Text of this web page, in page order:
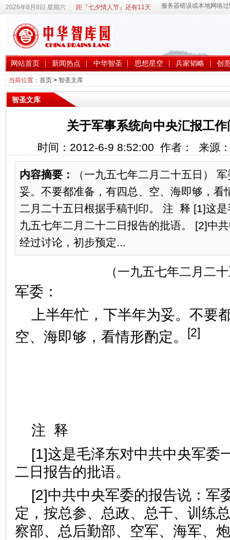
2026年8月8日 星期六 距『七夕情人节』还有11天
网站首页 新闻热点 中华智圣 思想星空 兵家韬略 创
当前位置： 首页> 智圣文库
智圣文库
关于军事系统向中央汇报工
时间：2012-6-9 8:52:00 作者： 来源
内容摘要：
（一九五七年二月二十五日）
妥。不要都准备，有四总、空、海即够，
二月二十五日根据手稿刊印。 注 释 [1]这
九五七年二月二十二日报告的批语。 [2]中
经过讨论，初步预定...
（一九五七年二月二
军委：
上半年忙，下半年为妥。不要
空、海即够，看情形酌定。
[2]
注 释
[1]这是毛泽东对中共中央军委
二日报告的批语。
[2]中共中央军委的报告说：军
定，按总参、总政、总干、训练
察部、总后勤部、空军、海军、